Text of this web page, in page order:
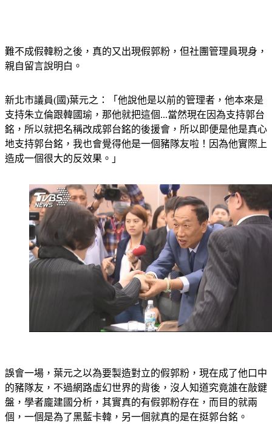
難不成假韓粉之後，真的又出現假郭粉，但社團管理員現身，
親自留言說明白。
新北市議員(國)葉元之：「他說他是以前的管理者，他本來是
支持朱立倫跟韓國瑜，那他就把這個...當然現在因為支持郭台
銘，所以就把名稱改成郭台銘的後援會，所以即便是他是真心
地支持郭台銘，我也會覺得他是一個豬隊友啦！因為他實際上
造成一個很大的反效果。」
誤會一場，葉元之以為要製造對立的假郭粉，現在成了他口中
的豬隊友，不過網路虛幻世界的背後，沒人知道究竟誰在敲鍵
盤，學者龐建國分析，其實真的有假郭粉存在，而目的就兩
個，一個是為了黑藍卡韓，另一個就真的是在挺郭台銘。